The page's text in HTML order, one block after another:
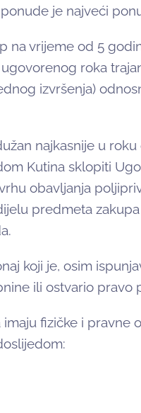
je najveći
na vrijeme od 5
roka
izvršenja)
najkasnije u
Kutina sklopiti
obavljanja
predmeta
koji je, osim
ili ostvario pravo
fizičke i pravne